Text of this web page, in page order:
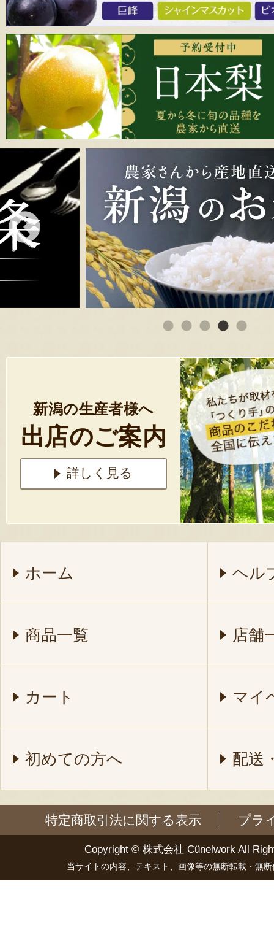
新潟の生産者様へ
出店のご案内
詳しく見る
ホーム ヘル
商品一覧 店舗
カート マイ
初めての方へ 配送
特定商取引法に関する表示 プラ
Copyright © 株式会社 Cünelwork All
当サイトの内容、テキスト、画像等の無断転載・無